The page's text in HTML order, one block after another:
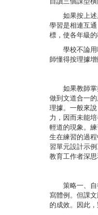
如果按上述原
學習是相連互通
標，使各年級的
學校不論用哪
師懂得按理據增
如果教師掌握
做到文道合一
理據。一般來
力，因而未能
輕道的現象。
生在練習的過
習單元設計示
教育工作者深
策略一、自行
寫體例。但課
的成效。因此